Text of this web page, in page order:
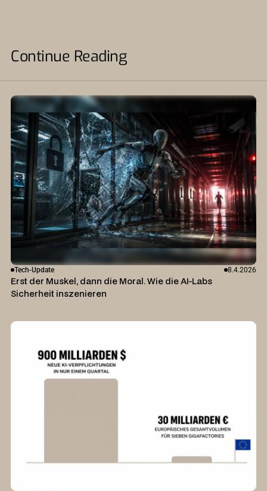
Continue Reading
Tech-Update 8.4.2026
Erst der Muskel, dann die Moral. Wie die AI-Labs
Sicherheit inszenieren